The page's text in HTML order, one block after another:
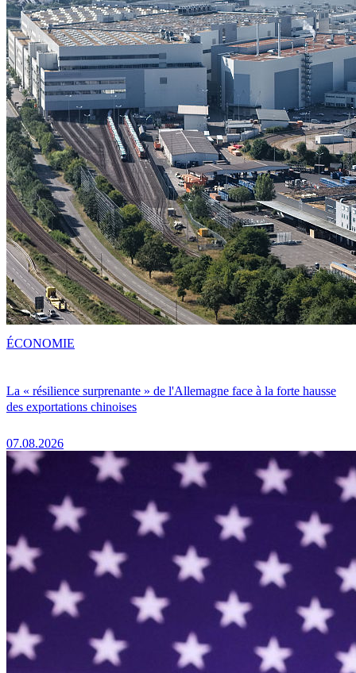
La « résilience surprenante » de l'Allemagne face à la forte hausse
des exportations chinoises
07.08.2026
ÉCONOMIE